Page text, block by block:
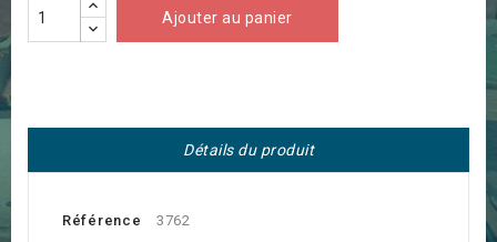
Ajouter au panier
Détails du produit
Référence 3762